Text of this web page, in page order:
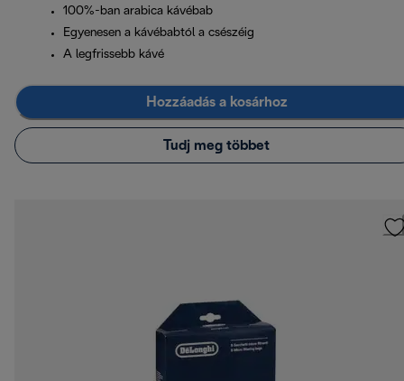
100%-ban arabica kávébab
Egyenesen a kávébabtól a csészéig
A legfrissebb kávé
Hozzáadás a kosárhoz
Tudj meg többet